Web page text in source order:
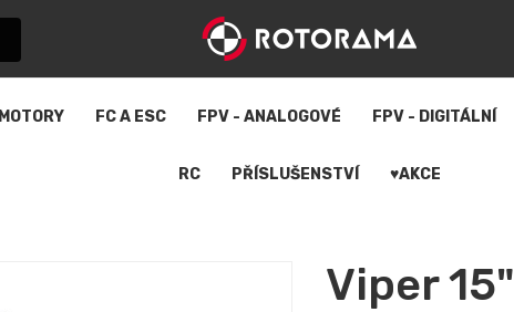
MOTORY FC A ESC FPV - ANALOGOVÉ FPV - DIGITÁLNÍ
RC PŘÍSLUŠENSTVÍ ♥AKCE
Viper 15"